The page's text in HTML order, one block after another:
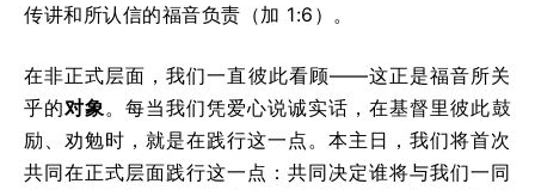
传讲和所认信的福音负责（加 1:6）。
在非正式层面，我们一直彼此看顾——这正是福音所关
乎的对象 。每当我们凭爱心说诚实话，在基督里彼此鼓
励、劝勉时，就是在践行这一点。本主日，我们将首次
共同在正式层面践行这一点：共同决定谁将与我们一同